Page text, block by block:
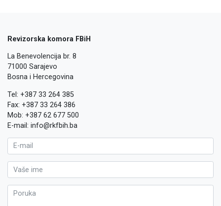
Revizorska komora FBiH
La Benevolencija br. 8
71000 Sarajevo
Bosna i Hercegovina
Tel: +387 33 264 385
Fax: +387 33 264 386
Mob: +387 62 677 500
E-mail: info@rkfbih.ba